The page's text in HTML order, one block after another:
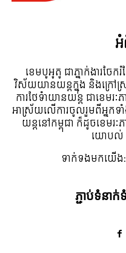
ខេមបូអូតូ ជាភ្នាក់ងារច
វិស័យយានយន្តក្នុង និងក្រៅស្
ការថែទំាយានយន្ត ជាខេមរ
អាស្រ័យលើការចូលរួមពីអ្នក
យន្តនៅកម្ពុជា ក៏ដូចខេមរៈ
យោបល់
ទាក់ទង​មក​យើង:
ភ្ជាប់ទំនា